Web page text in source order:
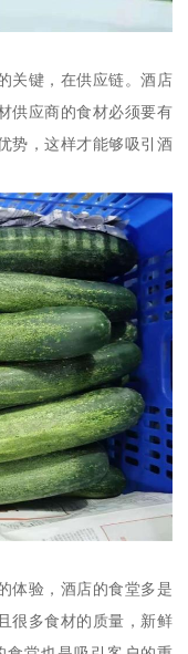
关键，在供应链。酒店
供应商的食材必须要有
势，这样才能够吸引酒
体验，酒店的食堂多是
很多食材的质量，新鲜